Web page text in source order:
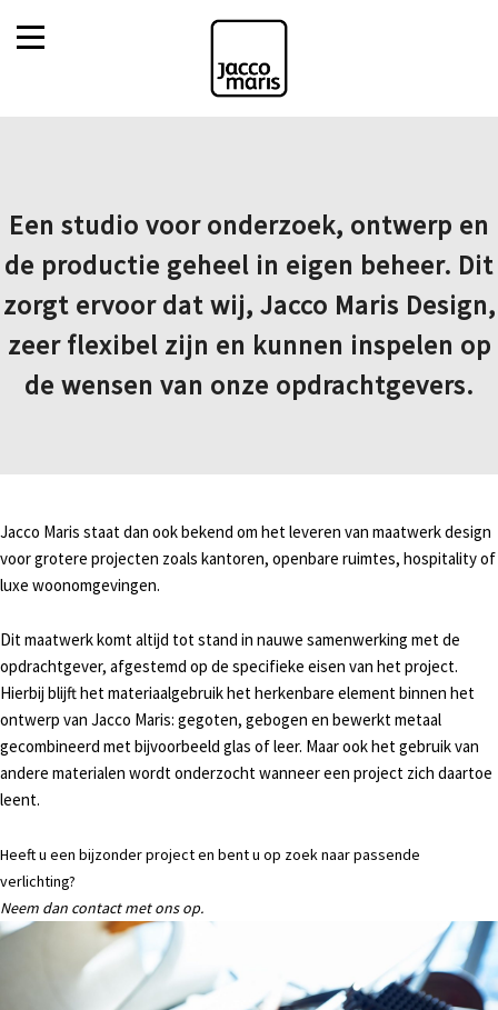
Een studio voor onderzoek, ontwerp en
de productie geheel in eigen beheer. Dit
zorgt ervoor dat wij, Jacco Maris Design,
zeer flexibel zijn en kunnen inspelen op
de wensen van onze opdrachtgevers.
Jacco Maris staat dan ook bekend om het leveren van maatwerk design
voor grotere projecten zoals kantoren, openbare ruimtes, hospitality of
luxe woonomgevingen.
Dit maatwerk komt altijd tot stand in nauwe samenwerking met de
opdrachtgever, afgestemd op de specifieke eisen van het project.
Hierbij blijft het materiaalgebruik het herkenbare element binnen het
ontwerp van Jacco Maris: gegoten, gebogen en bewerkt metaal
gecombineerd met bijvoorbeeld glas of leer. Maar ook het gebruik van
andere materialen wordt onderzocht wanneer een project zich daartoe
leent.
Heeft u een bijzonder project en bent u op zoek naar passende
verlichting?
Neem dan contact met ons op.